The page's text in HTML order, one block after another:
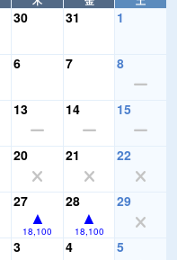
30 31 1
6 7 8
13 14 15
20 21 22
27
18,100
28
18,100
29
3 4 5